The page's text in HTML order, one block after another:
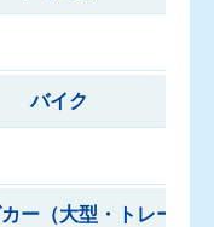
バイク
ー（大型・トレーラ